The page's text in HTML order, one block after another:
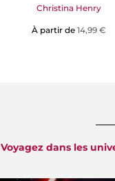
Christina Henry
À partir de 14,99 €
Voyagez dans les